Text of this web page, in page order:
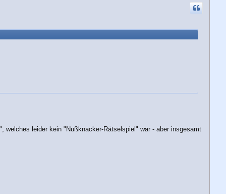
leider kein "Nußknacker-Rätselspiel" war - aber insgesamt